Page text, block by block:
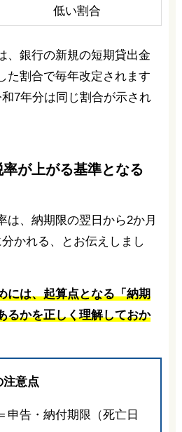
低い割合
、銀行の新規の短期貸出金
た割合で毎年改定されます
7年分は同じ割合が示され
が上がる基準となる
は、納期限の翌日から2か月
かれる、とお伝えしまし
には、起算点となる「納期
るかを正しく理解しておか
注意点
申告・納付期限（死亡日